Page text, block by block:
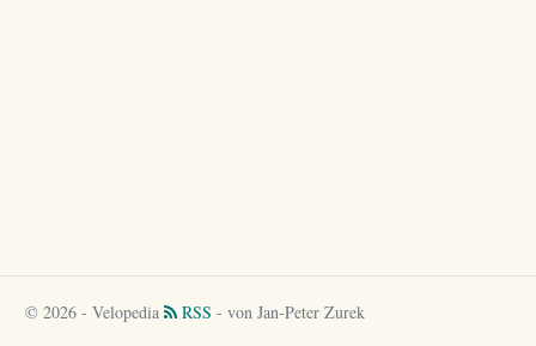
© 2026 - Velopedia RSS - von Jan-Peter Zurek